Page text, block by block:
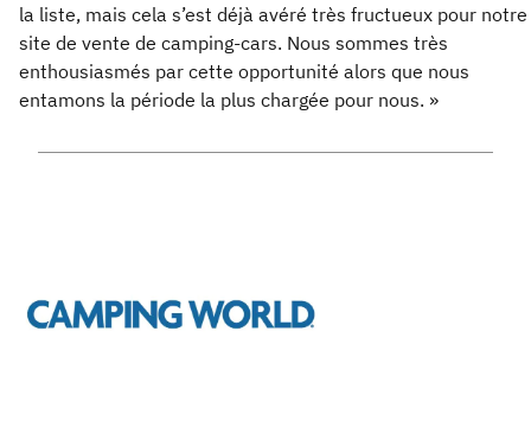
la liste, mais cela s’est déjà avéré très fructueux pour notre
site de vente de camping-cars. Nous sommes très
enthousiasmés par cette opportunité alors que nous
entamons la période la plus chargée pour nous. »